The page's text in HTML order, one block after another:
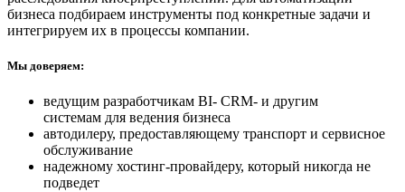
бизнеса подбираем инструменты под конкретные задачи и
интегрируем их в процессы компании.
Мы доверяем:
ведущим разработчикам BI- CRM- и другим
системам для ведения бизнеса
автодилеру, предоставляющему транспорт и сервисное
обслуживание
надежному хостинг-провайдеру, который никогда не
подведет